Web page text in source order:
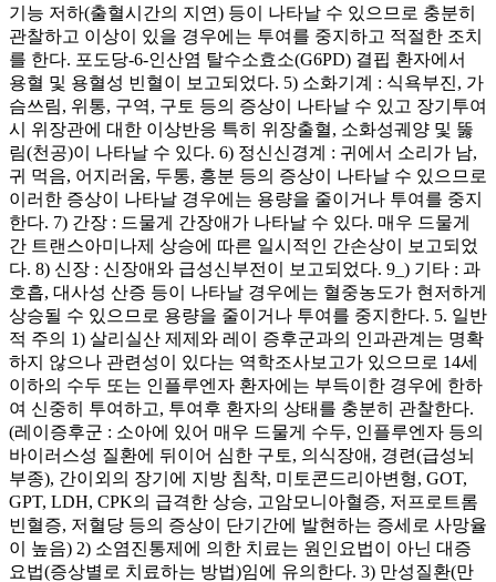
기능 저하(출혈시간의 지연) 등이 나타날 수 있으므로 충분히
관찰하고 이상이 있을 경우에는 투여를 중지하고 적절한 조치
를 한다. 포도당-6-인산염 탈수소효소(G6PD) 결핍 환자에서
용혈 및 용혈성 빈혈이 보고되었다. 5) 소화기계 : 식욕부진, 가
슴쓰림, 위통, 구역, 구토 등의 증상이 나타날 수 있고 장기투여
시 위장관에 대한 이상반응 특히 위장출혈, 소화성궤양 및 뚫
림(천공)이 나타날 수 있다. 6) 정신신경계 : 귀에서 소리가 남,
귀 먹음, 어지러움, 두통, 흥분 등의 증상이 나타날 수 있으므로
이러한 증상이 나타날 경우에는 용량을 줄이거나 투여를 중지
한다. 7) 간장 : 드물게 간장애가 나타날 수 있다. 매우 드물게
간 트랜스아미나제 상승에 따른 일시적인 간손상이 보고되었
다. 8) 신장 : 신장애와 급성신부전이 보고되었다. 9_) 기타 : 과
호흡, 대사성 산증 등이 나타날 경우에는 혈중농도가 현저하게
상승될 수 있으므로 용량을 줄이거나 투여를 중지한다. 5. 일반
적 주의 1) 살리실산 제제와 레이 증후군과의 인과관계는 명확
하지 않으나 관련성이 있다는 역학조사보고가 있으므로 14세
이하의 수두 또는 인플루엔자 환자에는 부득이한 경우에 한하
여 신중히 투여하고, 투여후 환자의 상태를 충분히 관찰한다.
(레이증후군 : 소아에 있어 매우 드물게 수두, 인플루엔자 등의
바이러스성 질환에 뒤이어 심한 구토, 의식장애, 경련(급성뇌
부종), 간이외의 장기에 지방 침착, 미토콘드리아변형, GOT,
GPT, LDH, CPK의 급격한 상승, 고암모니아혈증, 저프로트롬
빈혈증, 저혈당 등의 증상이 단기간에 발현하는 증세로 사망율
이 높음) 2) 소염진통제에 의한 치료는 원인요법이 아닌 대증
요법(증상별로 치료하는 방법)임에 유의한다. 3) 만성질환(만